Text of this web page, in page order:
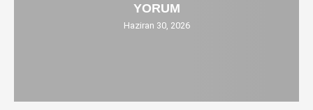
YORUM
Haziran 30, 2026